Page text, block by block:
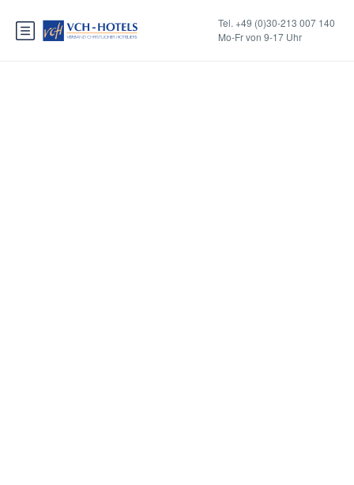
Tel. +49 (0)30-213 007 140
Mo-Fr von 9-17 Uhr